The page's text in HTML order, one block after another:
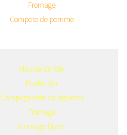
Fromage
Compote de pomme
Mousse de foie
Poulet rôti
Campagnarde de légumes
Fromage
Fromage blanc